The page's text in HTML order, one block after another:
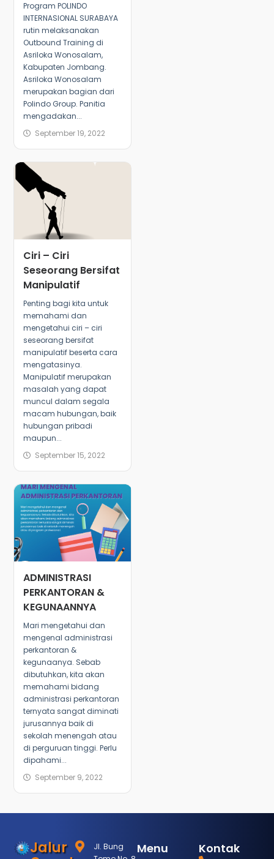
Program POLINDO
INTERNASIONAL SURABAYA
rutin melaksanakan
Outbound Training di
Asriloka Wonosalam,
Kabupaten Jombang.
Asriloka Wonosalam
merupakan bagian dari
Polindo Group. Panitia
mengadakan...
September 19, 2022
Ciri – Ciri
Seseorang Bersifat
Manipulatif
Penting bagi kita untuk
memahami dan
mengetahui ciri – ciri
seseorang bersifat
manipulatif beserta cara
mengatasinya.
Manipulatif merupakan
masalah yang dapat
muncul dalam segala
macam hubungan, baik
hubungan pribadi
maupun...
September 15, 2022
ADMINISTRASI
PERKANTORAN &
KEGUNAANNYA
Mari mengetahui dan
mengenal administrasi
perkantoran &
kegunaanya. Sebab
dibutuhkan, kita akan
memahami bidang
administrasi perkantoran
ternyata sangat diminati
jurusannya baik di
sekolah menengah atau
di perguruan tinggi. Perlu
dipahami...
September 9, 2022
Jalur
Jl. Bung
Menu Kontak